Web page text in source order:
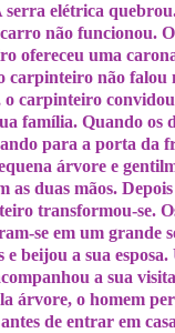
elétrica
não funcionou.
ofereceu uma
carpinteiro não falou
o carpinteiro
família. Quando os
para a porta da
árvore e
as duas mãos.
transformou-se.
se em um grande
e beijou a sua
a sua
árvore, o homem
de entrar em